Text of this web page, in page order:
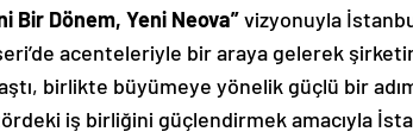
Bir Dönem, Yeni Neova”vizyonuyla
acenteleriyle bir araya gelerek
birlikte büyümeye yönelik güçlü bir
iş birliğini güçlendirmek amacıyla